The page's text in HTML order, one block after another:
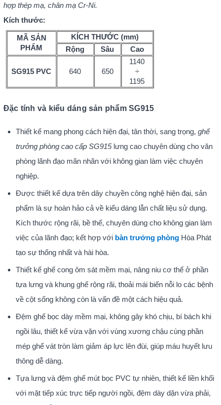
hợp thép mạ, chân mạ Cr-Ni​.
Kích thước:
MÃ SẢN
PHẨM
KÍCH THƯỚC (mm)
Rộng
Sâu Cao
SG915 PVC 640 650
1140
÷
1195
Đặc tính và kiểu dáng sản phẩm SG915
Thiết kế mang phong cách hiện đại, tân thời, sang trọng, ghế
trưởng phòng cao cấp SG915lưng cao chuyên dùng cho văn
phòng lãnh đạo mãn nhãn với không gian làm việc chuyên
nghiệp.
Được thiết kế dựa trên dây chuyền công nghệ hiện đại, sản
phẩm là sự hoàn hảo cả về kiểu dáng lẫn chất liệu sử dụng.
Kích thước rộng rãi, bề thế, chuyên dùng cho không gian làm
việc của lãnh đạo; kết hợp với bàn trưởng phòngHòa Phát
tạo sự thống nhất và hài hòa.
Thiết kế ghế cong ôm sát mềm mại, nâng niu cơ thể ở phần
tựa lưng và khung ghế rộng rãi, thoải mái biến nỗi lo các bệnh
về cột sống không còn là vấn đề một cách hiệu quả.
Đệm ghế bọc dày mềm mại, không gây khó chịu, bí bách khi
ngồi lâu, thiết kế vừa vặn với vùng xương chậu cùng phần
mép ghế vát tròn làm giảm áp lực lên đùi, giúp máu huyết lưu
thông dễ dàng.
Tựa lưng và đệm ghế mút bọc PVC tự nhiên, thiết kế liền khối
với mặt tiếp xúc trực tiếp người ngồi, đệm dày dặn vừa phải,